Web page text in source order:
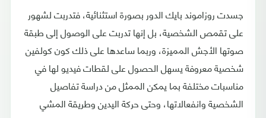
جسدت روزاموند بايك الدور بصورة استثنائية، فتدربت لشهور
على تقمص الشخصية، بل إنها تدربت على الوصول إلى طبقة
صوتها الأجش المميزة، وربما ساعدها على ذلك كون كولفين
شخصية معروفة يسهل الحصول على لقطات فيديو لها في
مناسبات مختلفة بما يمكن الممثل من دراسة تفاصيل
الشخصية وانفعالاتها، وحتى حركة اليدين وطريقة المشي